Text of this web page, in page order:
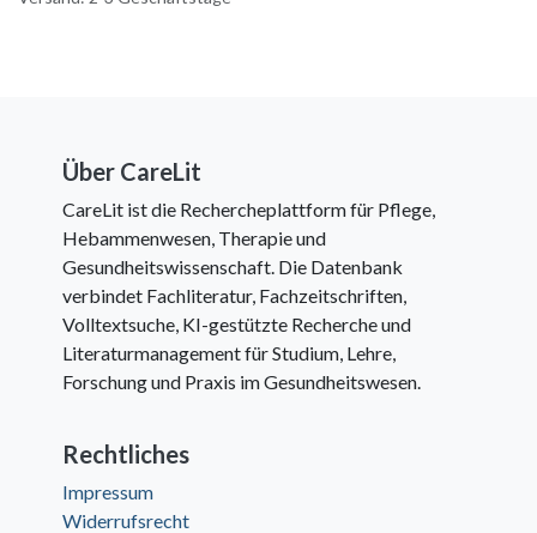
Über CareLit
CareLit ist die Rechercheplattform für Pflege,
Hebammenwesen, Therapie und
Gesundheitswissenschaft. Die Datenbank
verbindet Fachliteratur, Fachzeitschriften,
Volltextsuche, KI-gestützte Recherche und
Literaturmanagement für Studium, Lehre,
Forschung und Praxis im Gesundheitswesen.
Rechtliches
Impressum
Widerrufsrecht